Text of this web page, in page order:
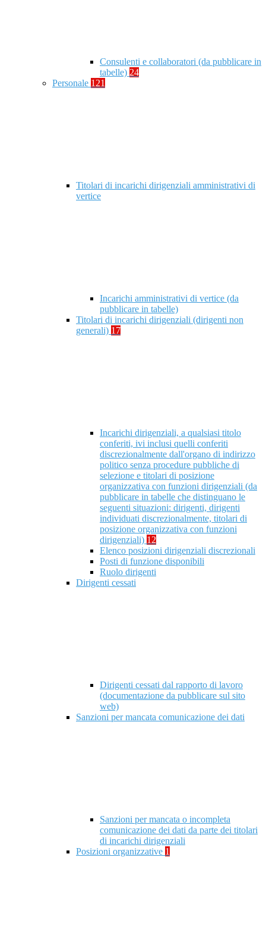
Consulenti e collaboratori (da pubblicare in
tabelle) 24
Personale 121
Titolari di incarichi dirigenziali amministrativi di
vertice
Incarichi amministrativi di vertice (da
pubblicare in tabelle)
Titolari di incarichi dirigenziali (dirigenti non
generali) 17
Incarichi dirigenziali, a qualsiasi titolo
conferiti, ivi inclusi quelli conferiti
discrezionalmente dall'organo di indirizzo
politico senza procedure pubbliche di
selezione e titolari di posizione
organizzativa con funzioni dirigenziali (da
pubblicare in tabelle che distinguano le
seguenti situazioni: dirigenti, dirigenti
individuati discrezionalmente, titolari di
posizione organizzativa con funzioni
dirigenziali) 12
Elenco posizioni dirigenziali discrezionali
Posti di funzione disponibili
Ruolo dirigenti
Dirigenti cessati
Dirigenti cessati dal rapporto di lavoro
(documentazione da pubblicare sul sito
web)
Sanzioni per mancata comunicazione dei dati
Sanzioni per mancata o incompleta
comunicazione dei dati da parte dei titolari
di incarichi dirigenziali
Posizioni organizzative 1